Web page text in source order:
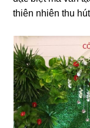
thiên nhiên thu